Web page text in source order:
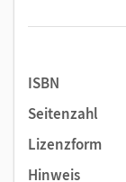
ISBN
Seitenzahl
Lizenzform
Hinweis